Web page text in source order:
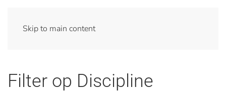
Skip to main content
Filter op Discipline